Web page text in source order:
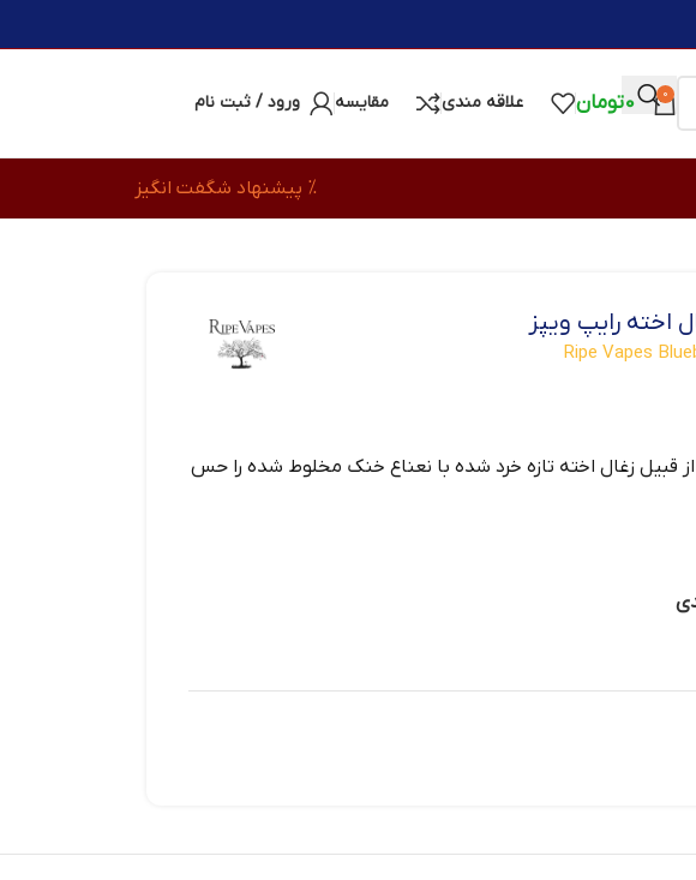
0
0تومان علاقه مندی مقایسه ورود / ثبت نام
% پیشنهاد شگفت انگیز
اخته رایپ ویپز
Ripe Vapes
از قبیل زغال اخته تازه خرد شده با نعناع خنک مخلوط شده را حس